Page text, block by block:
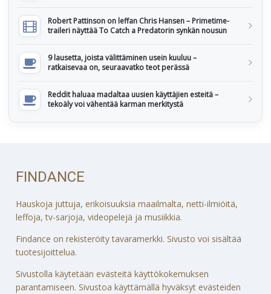
Robert Pattinson on leffan Chris Hansen – Primetime-
traileri näyttää To Catch a Predatorin synkän nousun
9 lausetta, joista välittäminen usein kuuluu –
ratkaisevaa on, seuraavatko teot perässä
Reddit haluaa madaltaa uusien käyttäjien esteitä –
tekoäly voi vähentää karman merkitystä
FINDANCE
Hauskoja juttuja, erikoisuuksia maailmalta, netti-ilmiöitä,
leffoja, tv-sarjoja, videopelejä ja musiikkia.
Findance on rekisteröity tavaramerkki. Sivusto voi sisältää
tuotesijoittelua.
Sivustolla käytetään evästeitä käyttökokemuksen
parantamiseen. Sivustoa käyttämällä hyväksyt evästeiden